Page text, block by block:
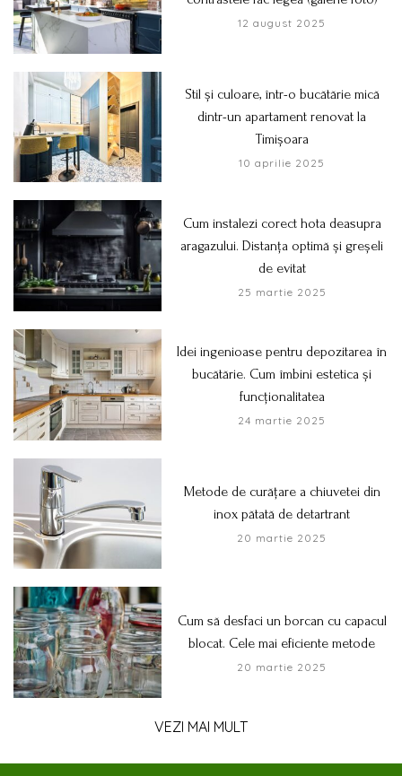
12 august 2025
Stil și culoare, într-o bucătărie mică
dintr-un apartament renovat la
Timișoara
10 aprilie 2025
Cum instalezi corect hota deasupra
aragazului. Distanța optimă și greșeli
de evitat
25 martie 2025
Idei ingenioase pentru depozitarea în
bucătărie. Cum îmbini estetica și
funcționalitatea
24 martie 2025
Metode de curățare a chiuvetei din
inox pătată de detartrant
20 martie 2025
Cum să desfaci un borcan cu capacul
blocat. Cele mai eficiente metode
20 martie 2025
VEZI MAI MULT